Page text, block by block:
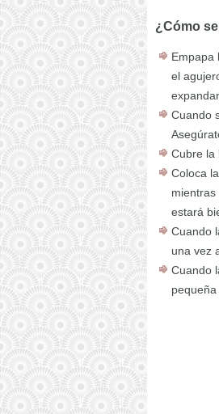
¿Cómo
Empapa
el
Cuando
Cubre la
Coloca
estará
Cuando
una vez
Cuando